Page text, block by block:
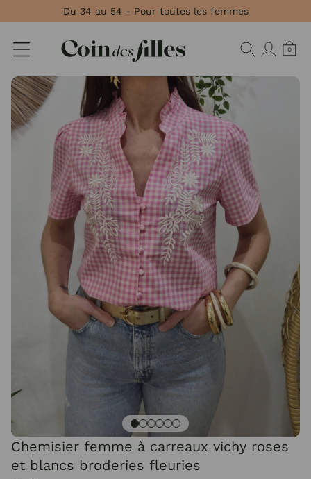
Du 34 au 54 - Pour toutes les femmes
0
Chemisier femme à carreaux vichy roses
et blancs broderies fleuries
Panneau de gestion des cookies